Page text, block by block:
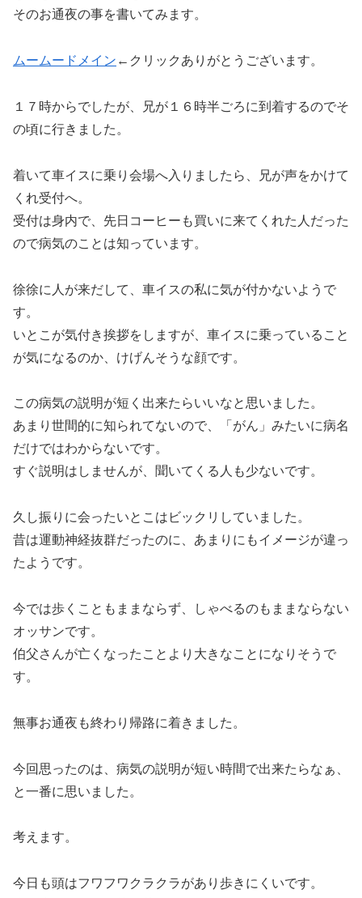
そのお通夜の事を書いてみます。
ムームードメイン ←クリックありがとうございます。
１７時からでしたが、兄が１６時半ごろに到着するのでそ
の頃に行きました。
着いて車イスに乗り会場へ入りましたら、兄が声をかけて
くれ受付へ。
受付は身内で、先日コーヒーも買いに来てくれた人だった
ので病気のことは知っています。
徐徐に人が来だして、車イスの私に気が付かないようで
す。
いとこが気付き挨拶をしますが、車イスに乗っていること
が気になるのか、けげんそうな顔です。
この病気の説明が短く出来たらいいなと思いました。
あまり世間的に知られてないので、「がん」みたいに病名
だけではわからないです。
すぐ説明はしませんが、聞いてくる人も少ないです。
久し振りに会ったいとこはビックリしていました。
昔は運動神経抜群だったのに、あまりにもイメージが違っ
たようです。
今では歩くこともままならず、しゃべるのもままならない
オッサンです。
伯父さんが亡くなったことより大きなことになりそうで
す。
無事お通夜も終わり帰路に着きました。
今回思ったのは、病気の説明が短い時間で出来たらなぁ、
と一番に思いました。
考えます。
今日も頭はフワフワクラクラがあり歩きにくいです。